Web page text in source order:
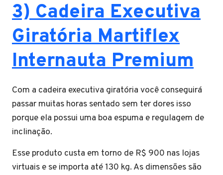
3) Cadeira Executiva
Giratória Martiflex
Internauta Premium
Com a cadeira executiva giratória você conseguirá
passar muitas horas sentado sem ter dores isso
porque ela possui uma boa espuma e regulagem de
inclinação.
Esse produto custa em torno de R$ 900 nas lojas
virtuais e se importa até 130 kg. As dimensões são